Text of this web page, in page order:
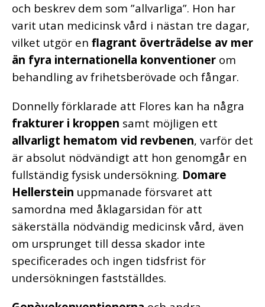
och beskrev dem som ”allvarliga”. Hon har
varit utan medicinsk vård i nästan tre dagar,
vilket utgör en flagrant överträdelse av mer
än fyra internationella konventioner om
behandling av frihetsberövade och fångar.
Donnelly förklarade att Flores kan ha några
frakturer i kroppen samt möjligen ett
allvarligt hematom vid revbenen, varför det
är absolut nödvändigt att hon genomgår en
fullständig fysisk undersökning. Domare
Hellerstein uppmanade försvaret att
samordna med åklagarsidan för att
säkerställa nödvändig medicinsk vård, även
om ursprunget till dessa skador inte
specificerades och ingen tidsfrist för
undersökningen fastställdes.